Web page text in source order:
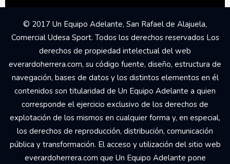
© 2017 Un Equipo Adelante, San Rafael de Alajuela,
Comercial Udesa Sport. Todos los derechos reservados Los
derechos de propiedad intelectual del web
everardoherrera.com, su código fuente, diseño, estructura de
navegación, bases de datos y los distintos elementos en él
contenidos son titularidad de Un Equipo Adelante a quien
corresponde el ejercicio exclusivo de los derechos de
explotación de los mismos en cualquier forma y, en especial,
los derechos de reproducción, distribución, comunicación
pública y transformación. El acceso y utilización del sitio web
everardoherrera.com que Un Equipo Adelante pone